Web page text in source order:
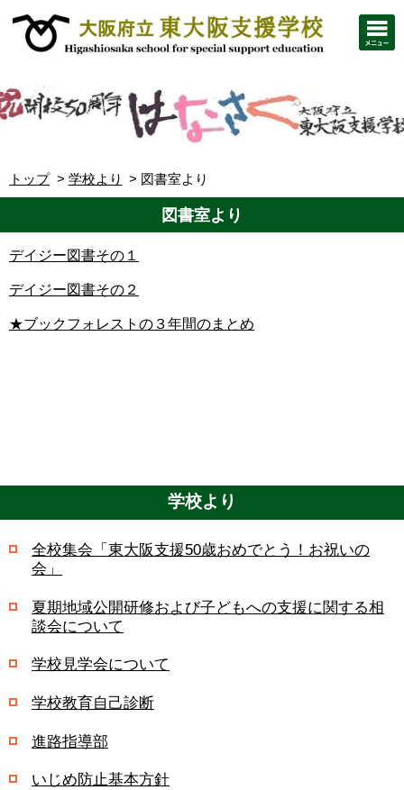
トップ 学校より 図書室より
図書室より
デイジー図書その１
デイジー図書その２
★ブックフォレストの３年間のまとめ
学校より
全校集会「東大阪支援50歳おめでとう！お祝いの
会」
夏期地域公開研修および子どもへの支援に関する相
談会について
学校見学会について
学校教育自己診断
進路指導部
いじめ防止基本方針